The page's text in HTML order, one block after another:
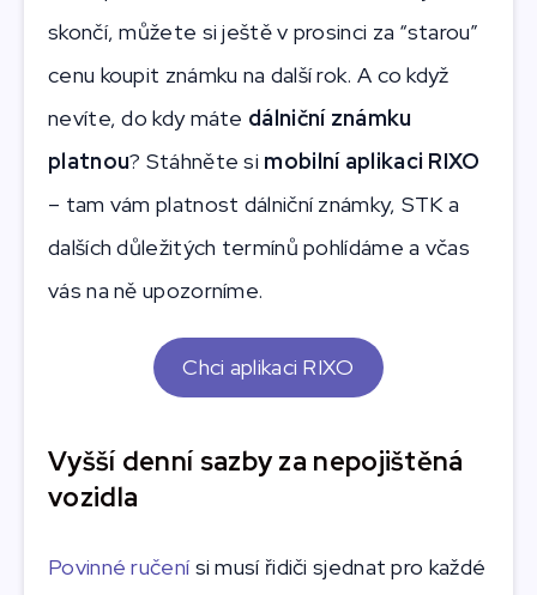
skončí, můžete si ještě v prosinci za “starou”
cenu koupit známku na další rok. A co když
nevíte, do kdy máte dálniční známku
platnou? Stáhněte si mobilní aplikaci RIXO
– tam vám platnost dálniční známky, STK a
dalších důležitých termínů pohlídáme a včas
vás na ně upozorníme.
Chci aplikaci RIXO
Vyšší denní sazby za nepojištěná
vozidla
Povinné ručenísi musí řidiči sjednat pro každé